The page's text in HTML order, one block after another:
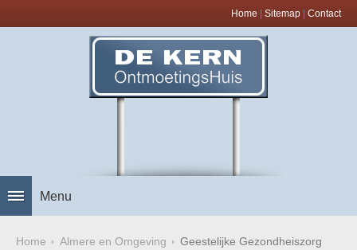
Home Sitemap Contact
Menu
Home Almere en Omgeving Geestelijke Gezondheiszorg